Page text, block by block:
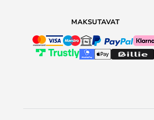
MAKSUTAVAT